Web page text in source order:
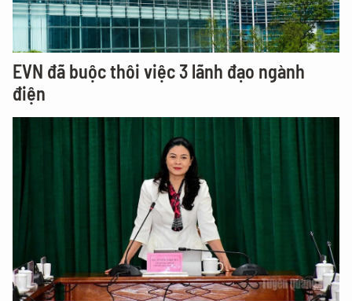
EVN đã buộc thôi việc 3 lãnh đạo ngành
điện